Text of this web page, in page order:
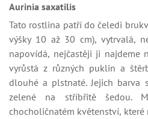
Aurinia saxatilis
Tato rostlina patří do čeledi
výšky 10 až 30 cm), vytrvalá,
napovídá, nejčastěji ji najdeme
vyrůstá z různých puklin a
dlouhé a plstnaté. Jejich barva
zelené na stříbřitě šedou.
chocholičnatém květenství,